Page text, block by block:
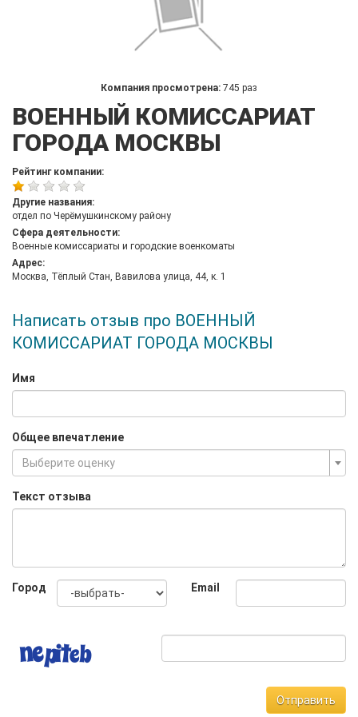
Компания просмотрена: 745 раз
ВОЕННЫЙ КОМИССАРИАТ
ГОРОДА МОСКВЫ
Рейтинг компании:
Другие названия:
отдел по Черёмушкинскому району
Сфера деятельности:
Военные комиссариаты и городские военкоматы
Адрес:
Москва, Тёплый Стан, Вавилова улица, 44, к. 1
Написать отзыв про ВОЕННЫЙ
КОМИССАРИАТ ГОРОДА МОСКВЫ
Имя
Общее впечатление
Выберите оценку
Текст отзыва
Город Email
Отправить